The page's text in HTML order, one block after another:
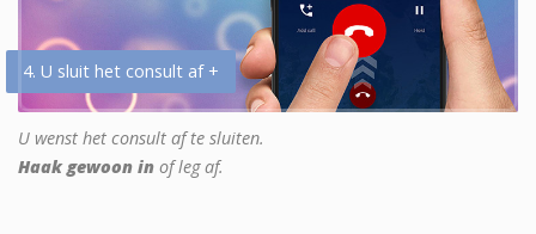
4. U sluit het consult af +
U wenst het consult af te sluiten.
Haak gewoon in of leg af.